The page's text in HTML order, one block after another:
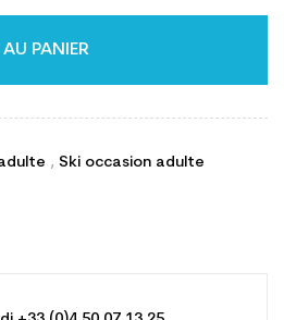
PANIER
, Ski occasion adulte